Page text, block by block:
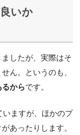
いか
したが、実際はそ
ん。というのも、
からです。
いますが、ほかのプ
あったりします。